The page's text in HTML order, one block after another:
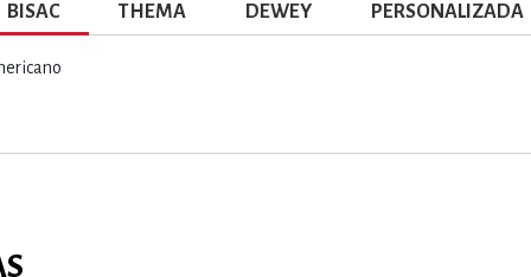
Y CIENCIAS SOCIALES
INGENIERÍA,
BISAC THEMA DEWEY PERSONALIZADA